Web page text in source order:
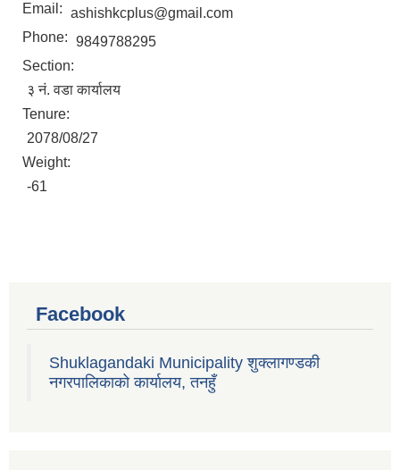
Email: ashishkcplus@gmail.com
Phone: 9849788295
Section:
३ नं. वडा कार्यालय
Tenure:
2078/08/27
Weight:
-61
Facebook
Shuklagandaki Municipality शुक्लागण्डकी
नगरपालिकाको कार्यालय, तनहुँ